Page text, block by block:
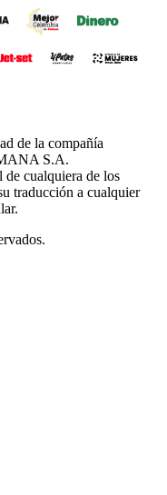
de la compañía
S.A.
de cualquiera de los
traducción a cualquier